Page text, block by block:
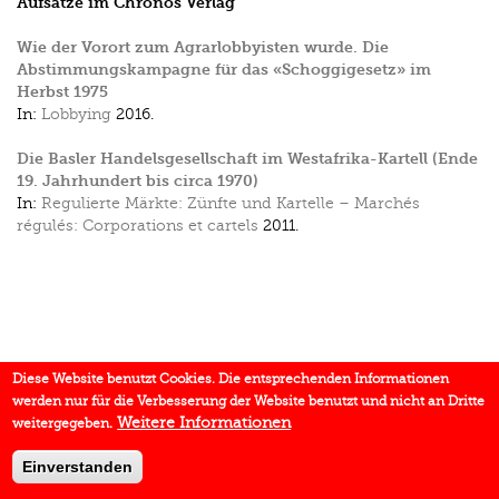
Wie der Vorort zum Agrarlobbyisten wurde. Die
Abstimmungskampagne für das «Schoggigesetz» im
Herbst 1975
In: Lobbying 2016.
Die Basler Handelsgesellschaft im Westafrika-Kartell (Ende
19. Jahrhundert bis circa 1970)
In: Regulierte Märkte: Zünfte und Kartelle – Marchés
régulés: Corporations et cartels 2011.
Diese Website benutzt Cookies. Die entsprechenden Informationen
werden nur für die Verbesserung der Website benutzt und nicht an Dritte
weitergegeben. Weitere Informationen
Einverstanden